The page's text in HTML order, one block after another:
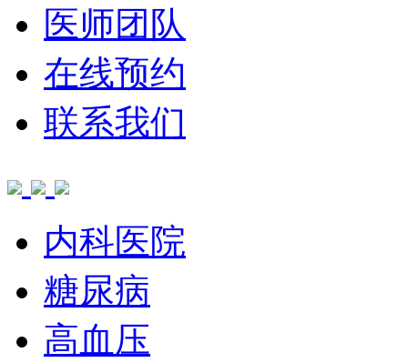
医师团队
在线预约
联系我们
内科医院
糖尿病
高血压